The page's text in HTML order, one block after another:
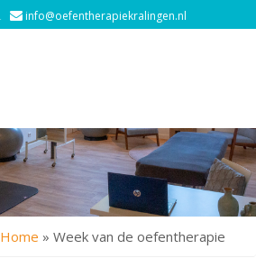
info@oefentherapiekralingen.nl
Home » Week van de oefentherapie